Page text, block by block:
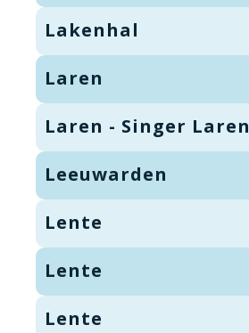
Lakenhal
Laren
Laren - Singer Laren
Leeuwarden
Lente
Lente
Lente